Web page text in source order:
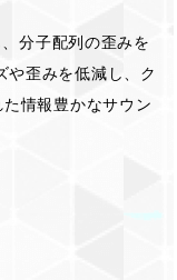
分子配列の歪みを
や歪みを低減し、ク
情報豊かなサウン